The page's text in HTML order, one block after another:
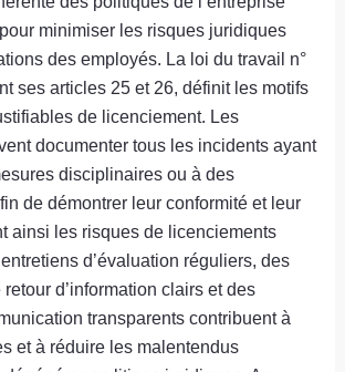
minimiser les risques juridiques
des employés. La loi du travail n°
ses articles 25 et 26, définit les motifs
de licenciement. Les
documenter tous les incidents ayant
disciplinaires ou à des
de démontrer leur conformité et leur
ainsi les risques de licenciements
d’évaluation réguliers, des
d’information clairs et des
transparents contribuent à
et à réduire les malentendus